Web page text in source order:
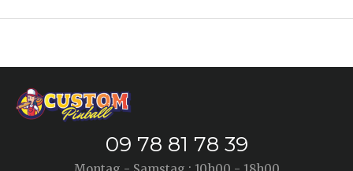
09 78 81 78 39